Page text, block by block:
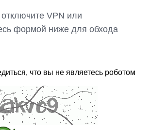
VPN или
формой ниже для обхода
что вы не являетесь роботом